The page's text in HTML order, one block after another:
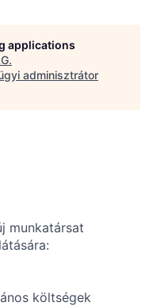
applications
.
adminisztrátor
munkatársat
költségek